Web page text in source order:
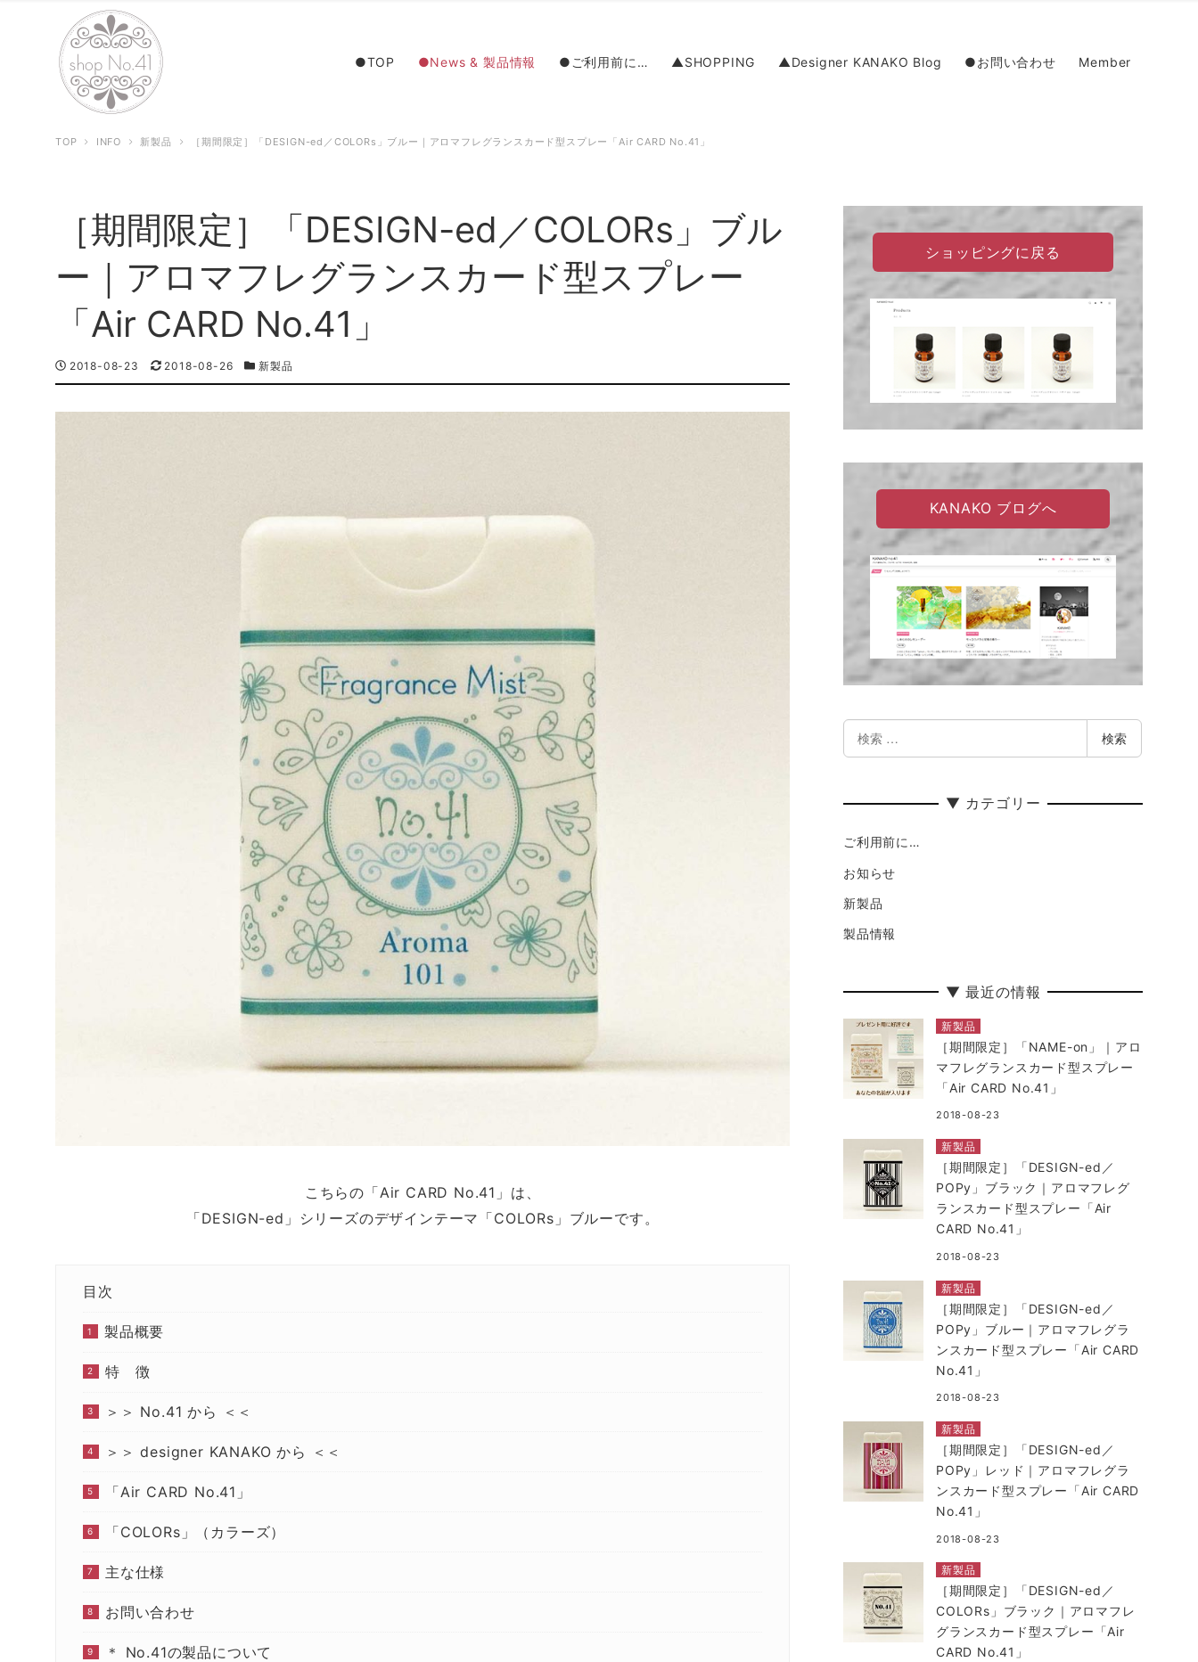
●TOP ●News & 製品情報 ●ご利用前に… ▲SHOPPING ▲Designer KANAKO Blog ●お問い合わせ Member
TOP INFO 新製品 ［期間限定］「DESIGN-ed／COLORs」ブルー｜アロマフレグランスカード型スプレー「Air CARD No.41」
［期間限定］「DESIGN-ed／COLORs」ブル
ー｜アロマフレグランスカード型スプレー
「Air CARD No.41」
投
稿
日
2018-08-23
更
新
日
2018-08-26
カ
テ
ゴ
新製品
こちらの「Air CARD No.41」は、
「DESIGN-ed」シリーズのデザインテーマ「COLORs」ブルーです。
目次
製品概要
特 徴
＞＞ No.41 から ＜＜
＞＞ designer KANAKO から ＜＜
「Air CARD No.41」
「COLORs」（カラーズ）
主な仕様
お問い合わせ
＊ No.41の製品について
ショッピングに戻る
KANAKO ブログへ
索
検索
▼ カテゴリー
ご利用前に…
お知らせ
新製品
製品情報
▼ 最近の情報
新製品
［期間限定］「NAME-on」｜アロ
マフレグランスカード型スプレー
「Air CARD No.41」
2018-08-23
新製品
［期間限定］「DESIGN-ed／
POPy」ブラック｜アロマフレグ
ランスカード型スプレー「Air
CARD No.41」
2018-08-23
新製品
［期間限定］「DESIGN-ed／
POPy」ブルー｜アロマフレグラ
ンスカード型スプレー「Air CARD
No.41」
2018-08-23
新製品
［期間限定］「DESIGN-ed／
POPy」レッド｜アロマフレグラ
ンスカード型スプレー「Air CARD
No.41」
2018-08-23
新製品
［期間限定］「DESIGN-ed／
COLORs」ブラック｜アロマフレ
グランスカード型スプレー「Air
CARD No.41」